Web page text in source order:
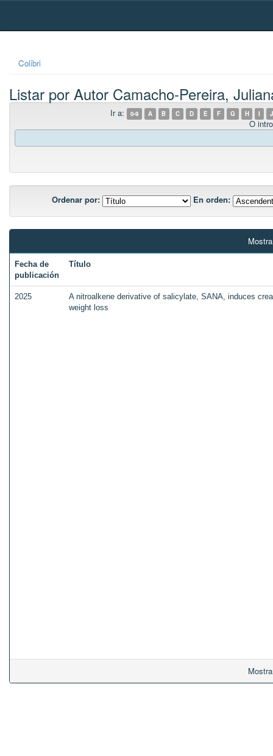
Skip
Colibri
Listar por Autor Camacho-Pereira,
Ir a: 0-9 A B C D E F G H I J
O
Ordenar por: En orden:
Fecha de
publicación
Título
2025
A nitroalkene derivative of salicylate, SANA, induces
weight loss